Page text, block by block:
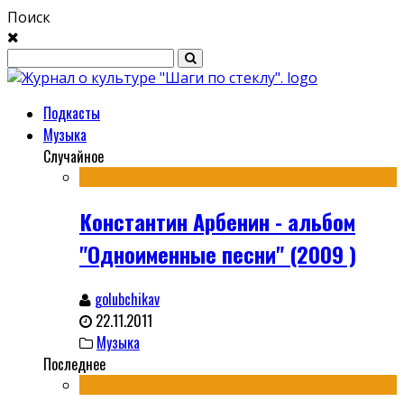
Поиск
Подкасты
Музыка
Случайное
Константин Арбенин - альбом
"Одноименные песни" (2009 )
golubchikav
22.11.2011
Музыка
Последнее